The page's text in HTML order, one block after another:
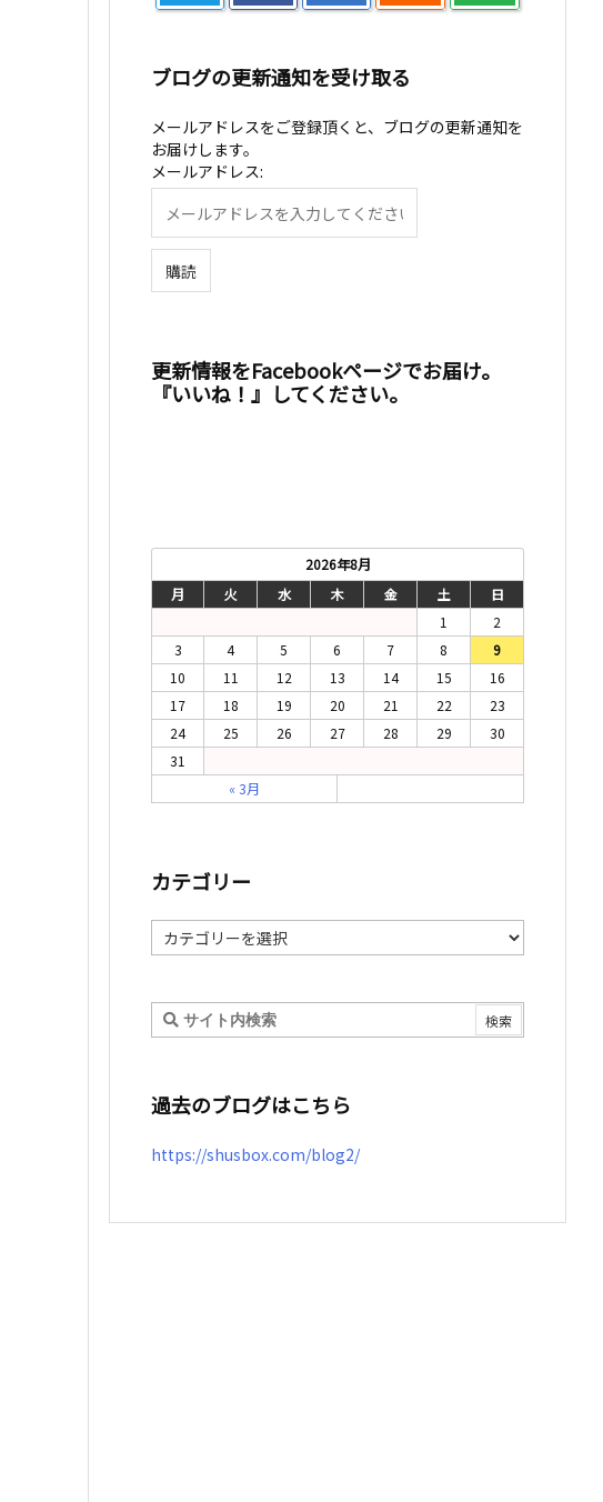
ブログの更新通知を受け取る
メールアドレスをご登録頂くと、ブログの更新通知を
お届けします。
メールアドレス:
更新情報をFacebookページでお届け。
『いいね！』してください。
2026年8月
月
火 水 木 金 土
日
1
2
3
4 5 6 7 8
9
10
11 12 13 14 15
16
17
18 19 20 21 22
23
24
25 26 27 28 29
30
31
« 3月
カテゴリー
カ
テ
リ
ー
過去のブログはこちら
https://shusbox.com/blog2/